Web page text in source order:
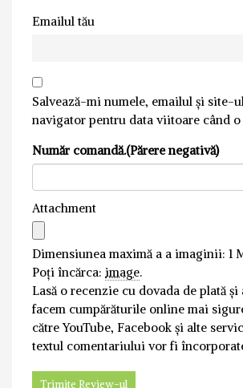
Emailul tău
Salvează-mi numele, emailul și site-
navigator pentru data viitoare când o
Număr comandă.(Părere negativă)
Attachment
Dimensiunea maximă a a imaginii: 1
Poți încărca: image.
Lasă o recenzie cu dovada de plată și
facem cumpărăturile online mai
către YouTube, Facebook și alte
textul comentariului vor fi